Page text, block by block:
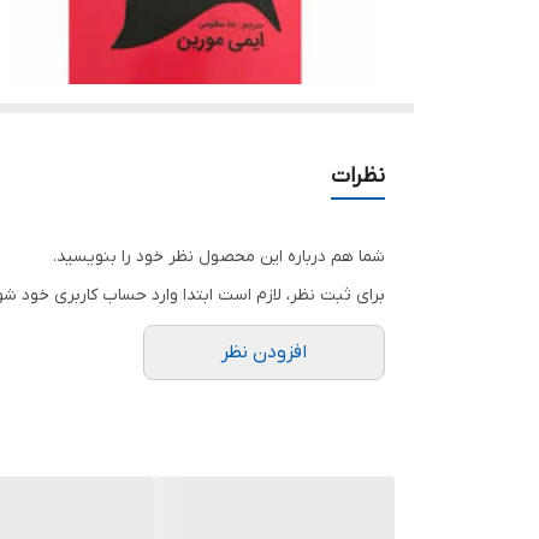
نظرات
شما هم درباره این محصول نظر خود را بنویسید.
برای ثبت نظر، لازم است ابتدا وارد حساب کاربری خود
افزودن نظر